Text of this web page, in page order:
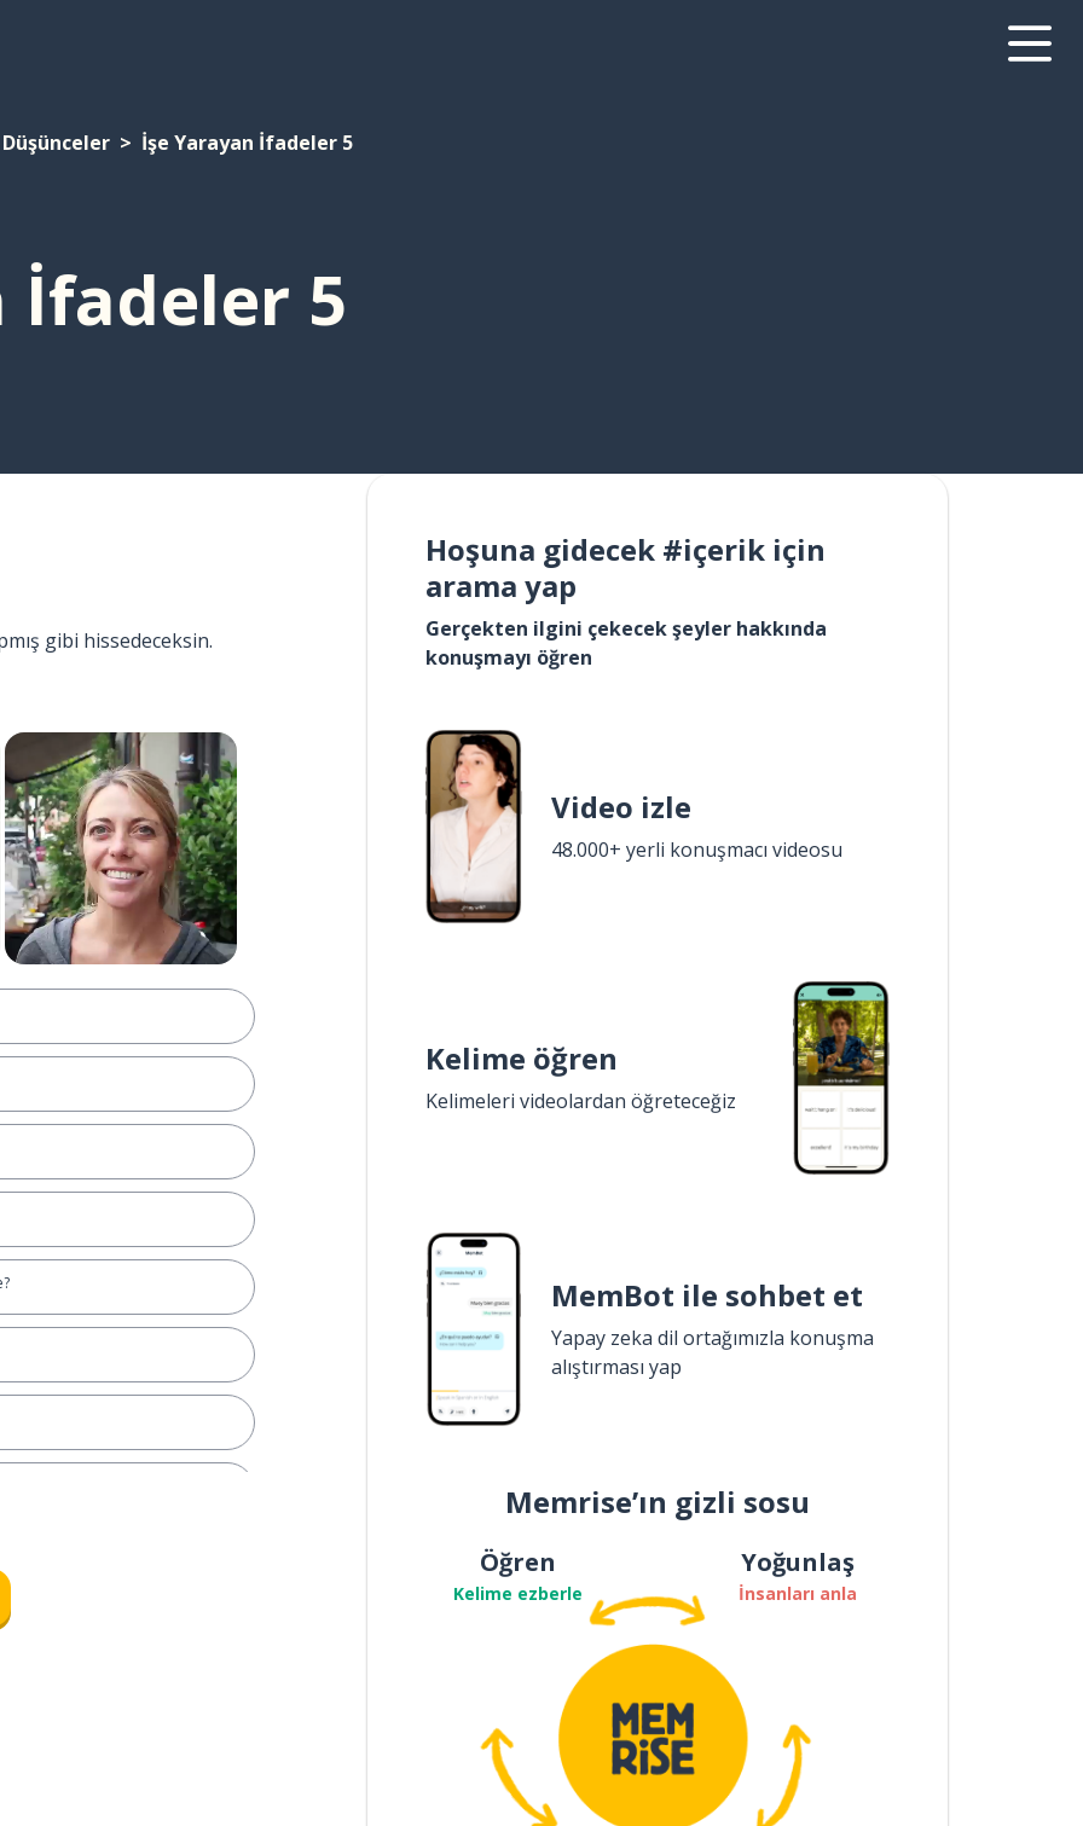
Düşünceler İşe Yarayan İfadeler 5
İfadeler 5
gibi hissedeceksin.
Hoşuna gidecek #içerik için
arama yap
Gerçekten ilgini çekecek şeyler hakkında
konuşmayı öğren
Video izle
48.000+ yerli konuşmacı videosu
Kelime öğren
Kelimeleri videolardan öğreteceğiz
MemBot ile sohbet et
Yapay zeka dil ortağımızla konuşma
alıştırması yap
Memrise’ın gizli sosu
Öğren
Kelime ezberle
Yoğunlaş
İnsanları anla